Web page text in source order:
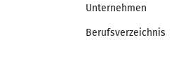
Unternehmen
Berufsverzeichnis